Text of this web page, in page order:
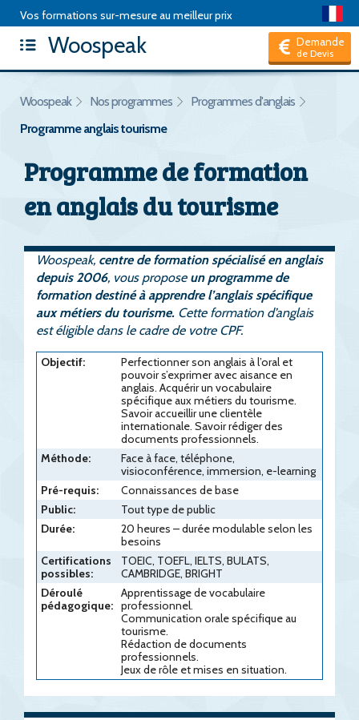
Vos formations sur-mesure au meilleur prix
Articles | Package de formation
|
Hors CPF, je suis un Particulier
Woospeak Demande
de Devis
Woospeak Nos programmes
Programmes d'anglais
Programme anglais tourisme
Programme de formation
en anglais du tourisme
Woospeak, centre de formation spécialisé en anglais
depuis 2006, vous propose un programme de
formation destiné à apprendre l’anglais spécifique
aux métiers du tourisme. Cette formation d’anglais
est éligible dans le cadre de votre CPF.
Objectif:
Perfectionner son anglais à l’oral et
pouvoir s’exprimer avec aisance en
anglais. Acquérir un vocabulaire
spécifique aux métiers du tourisme.
Savoir accueillir une clientèle
internationale. Savoir rédiger des
documents professionnels.
Méthode:
Face à face, téléphone,
visioconférence, immersion, e-learning
Pré-requis:
Connaissances de base
Public:
Tout type de public
Durée:
20 heures – durée modulable selon les
besoins
Certifications
possibles:
TOEIC, TOEFL, IELTS, BULATS,
CAMBRIDGE, BRIGHT
Déroulé
pédagogique:
Apprentissage de vocabulaire
professionnel.
Communication orale spécifique au
tourisme.
Rédaction de documents
professionnels.
Jeux de rôle et mises en situation.